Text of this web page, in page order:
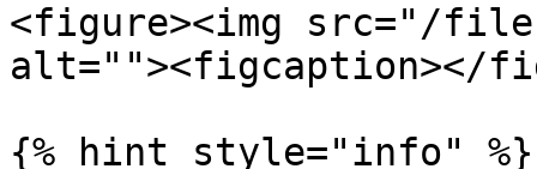
<figure><img src="/files/
alt=""><figcaption></
{% hint style="info" %}